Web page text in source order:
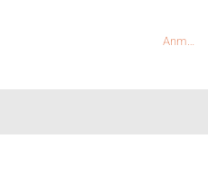
Anmelden